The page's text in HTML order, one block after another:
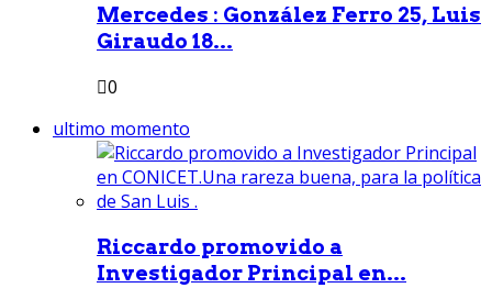
Mercedes : González Ferro 25, Luis
Giraudo 18...
0
ultimo momento
Riccardo promovido a
Investigador Principal en...